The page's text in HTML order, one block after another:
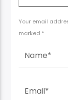
Your email
marked *